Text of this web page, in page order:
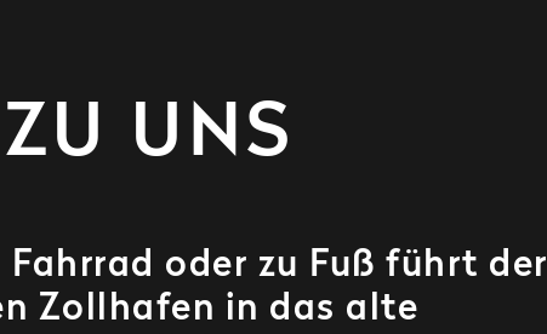
UNS
oder zu Fuß führt der
Zollhafen in das alte